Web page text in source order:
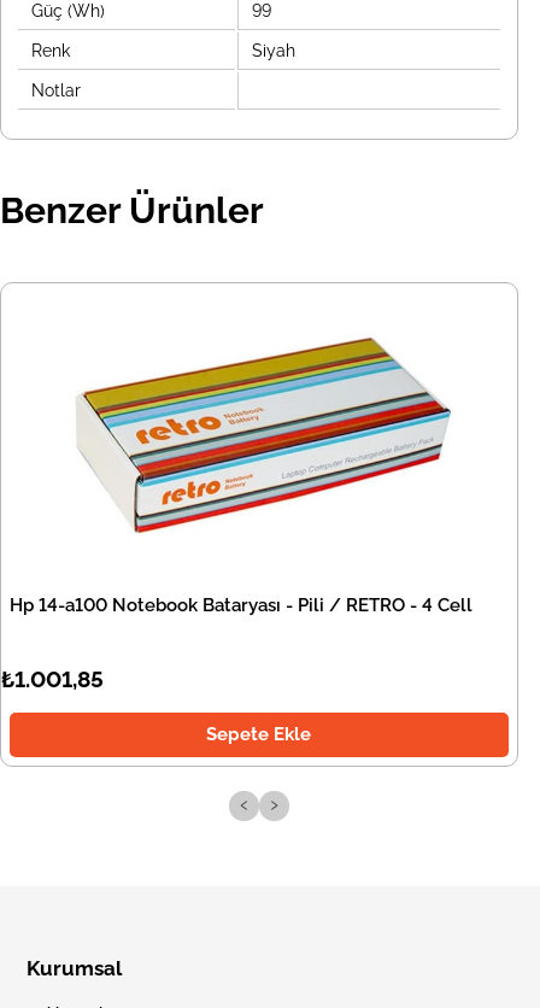
Güç (Wh) 99
Renk Siyah
Notlar
Benzer Ürünler
Hp 14-a100 Notebook Bataryası - Pili / RETRO - 4 Cell
₺1.001,85
Sepete Ekle
‹ ›
Kurumsal